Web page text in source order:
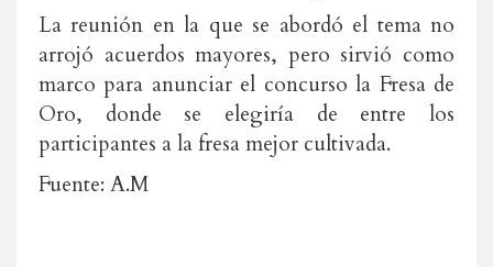
La reunión en la que se abordó el tema no
arrojó acuerdos mayores, pero sirvió como
marco para anunciar el concurso la Fresa de
Oro, donde se elegiría de entre los
participantes a la fresa mejor cultivada.
Fuente: A.M